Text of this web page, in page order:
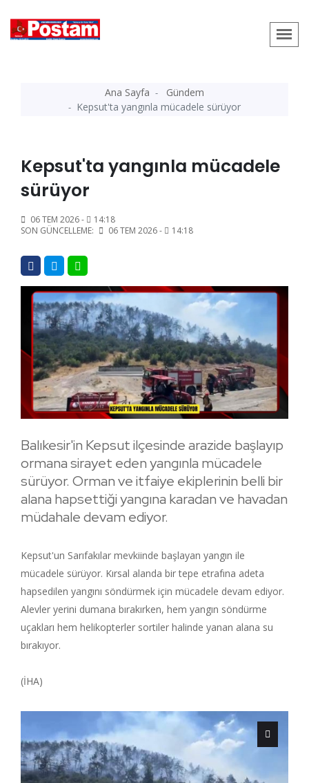
Ana Sayfa
Gündem
Kepsut'ta yangınla mücadele sürüyor
Kepsut'ta yangınla mücadele
sürüyor
06 TEM 2026 -
14:18
SON GÜNCELLEME:
06 TEM 2026 - 14:18
Balıkesir'in Kepsut ilçesinde arazide başlayıp
ormana sirayet eden yangınla mücadele
sürüyor. Orman ve itfaiye ekiplerinin belli bir
alana hapsettiği yangına karadan ve havadan
müdahale devam ediyor.
Kepsut'un Sarıfakılar mevkiinde başlayan yangın ile
mücadele sürüyor. Kırsal alanda bir tepe etrafına adeta
hapsedilen yangını söndürmek için mücadele devam ediyor.
Alevler yerini dumana bırakırken, hem yangın söndürme
uçakları hem helikopterler sortiler halinde yanan alana su
bırakıyor.
(İHA)